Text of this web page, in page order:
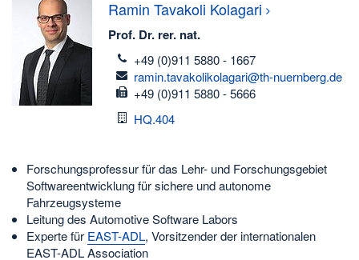
Ramin Tavakoli Kolagari
Prof. Dr. rer. nat.
telefon
+49 (0)911 5880 - 1667
email
ramin.tavakolikolagari@th-nuernberg.de
fax
+49 (0)911 5880 - 5666
Raum
HQ.404
Forschungsprofessur für das Lehr- und Forschungsgebiet
Softwareentwicklung für sichere und autonome
Fahrzeugsysteme
Leitung des Automotive Software Labors
Experte für EAST-ADL, Vorsitzender der internationalen
EAST-ADL Association